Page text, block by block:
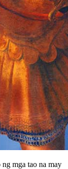
mga tao na may